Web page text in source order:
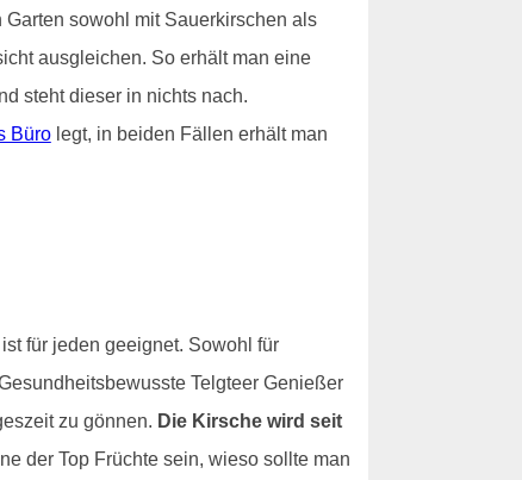
sowohl mit Sauerkirschen als
ausgleichen. So erhält man eine
steht dieser in nichts nach.
Bürolegt, in beiden Fällen erhält man
für jeden geeignet. Sowohl für
Telgteer Genießer
zu gönnen. Die Kirsche wird seit
der Top Früchte sein, wieso sollte man